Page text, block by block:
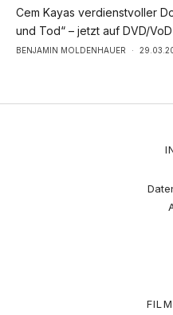
Cem Kayas verdienstvoller
und Tod“ – jetzt auf DVD/VoD
BENJAMIN MOLDENHAUER ·